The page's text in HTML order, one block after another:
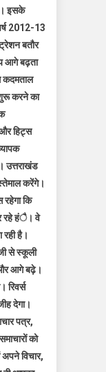
इसके
2012-13
बतौर
आगे बढ़ता
कदमताल
करने का
हिट्स
उत्तराखंड
करेंगे।
रहेगा कि
रहे हंै। वे
रही है।
से स्कूली
आगे बढ़े।
रिवर्स
देगा।
पत्र,
को
विचार,